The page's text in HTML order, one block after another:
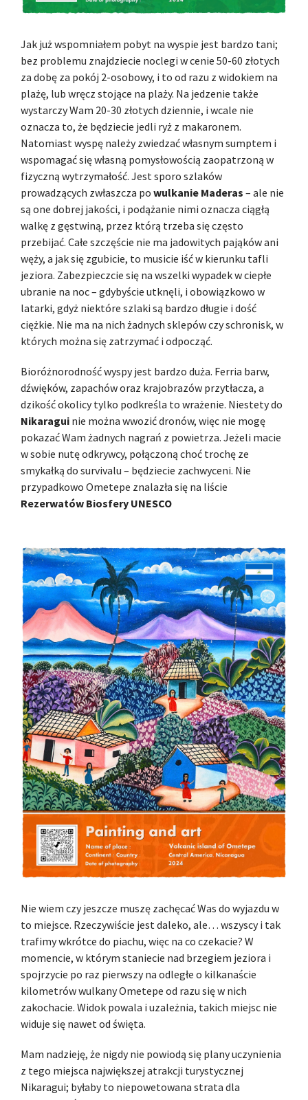
Jak już wspomniałem pobyt na wyspie jest bardzo tani;
bez problemu znajdziecie noclegi w cenie 50-60 złotych
za dobę za pokój 2-osobowy, i to od razu z widokiem na
plażę, lub wręcz stojące na plaży. Na jedzenie także
wystarczy Wam 20-30 złotych dziennie, i wcale nie
oznacza to, że będziecie jedli ryż z makaronem.
Natomiast wyspę należy zwiedzać własnym sumptem i
wspomagać się własną pomysłowością zaopatrzoną w
fizyczną wytrzymałość. Jest sporo szlaków
prowadzących zwłaszcza po wulkanie Maderas – ale nie
są one dobrej jakości, i podążanie nimi oznacza ciągłą
walkę z gęstwiną, przez którą trzeba się często
przebijać. Całe szczęście nie ma jadowitych pająków ani
węży, a jak się zgubicie, to musicie iść w kierunku tafli
jeziora. Zabezpieczcie się na wszelki wypadek w ciepłe
ubranie na noc – gdybyście utknęli, i obowiązkowo w
latarki, gdyż niektóre szlaki są bardzo długie i dość
ciężkie. Nie ma na nich żadnych sklepów czy schronisk, w
których można się zatrzymać i odpocząć.
Bioróżnorodność wyspy jest bardzo duża. Ferria barw,
dźwięków, zapachów oraz krajobrazów przytłacza, a
dzikość okolicy tylko podkreśla to wrażenie. Niestety do
Nikaragui nie można wwozić dronów, więc nie mogę
pokazać Wam żadnych nagrań z powietrza. Jeżeli macie
w sobie nutę odkrywcy, połączoną choć trochę ze
smykałką do survivalu – będziecie zachwyceni. Nie
przypadkowo Ometepe znalazła się na liście
Rezerwatów Biosfery UNESCO
Nie wiem czy jeszcze muszę zachęcać Was do wyjazdu w
to miejsce. Rzeczywiście jest daleko, ale… wszyscy i tak
trafimy wkrótce do piachu, więc na co czekacie? W
momencie, w którym staniecie nad brzegiem jeziora i
spojrzycie po raz pierwszy na odległe o kilkanaście
kilometrów wulkany Ometepe od razu się w nich
zakochacie. Widok powala i uzależnia, takich miejsc nie
widuje się nawet od święta.
Mam nadzieję, że nigdy nie powiodą się plany uczynienia
z tego miejsca największej atrakcji turystycznej
Nikaragui; byłaby to niepowetowana strata dla